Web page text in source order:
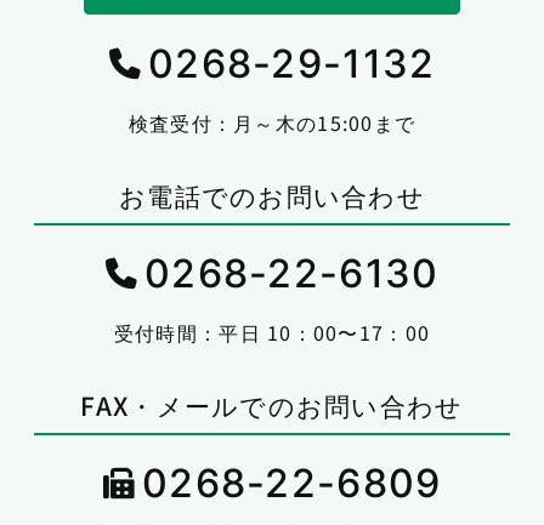
0268-29-1132
検査受付：月～木の15:00まで
お電話でのお問い合わせ
0268-22-6130
受付時間：平日 10：00〜17：00
FAX・メールでのお問い合わせ
0268-22-6809